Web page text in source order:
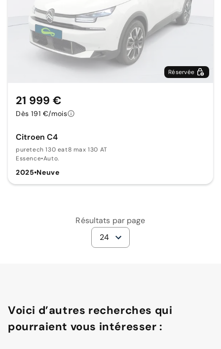
Réservée
Citroen C4
puretech 130 eat8 max 130 AT
Essence•Auto.
2025•Neuve
21 999 €
Dès 191 €/mois
Résultats par page
24
Voici d’autres recherches qui
pourraient vous intéresser :